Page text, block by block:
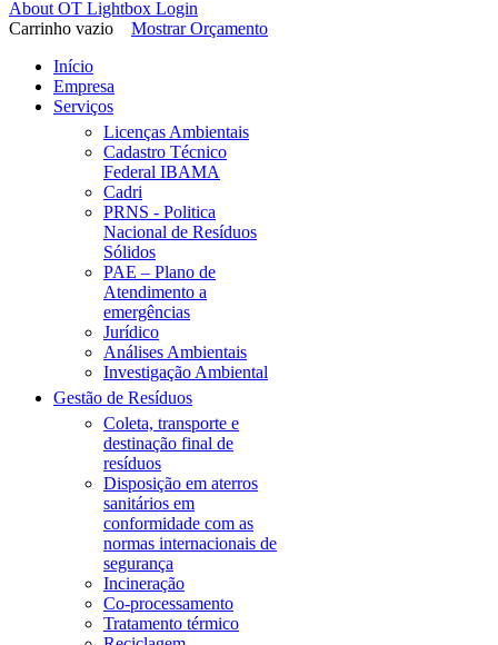
About OT Lightbox Login
Carrinho vazio
Mostrar Orçamento
Início
Empresa
Serviços
Licenças Ambientais
Cadastro Técnico
Federal IBAMA
Cadri
PRNS - Politica
Nacional de Resíduos
Sólidos
PAE – Plano de
Atendimento a
emergências
Jurídico
Análises Ambientais
Investigação Ambiental
Gestão de Resíduos
Coleta, transporte e
destinação final de
resíduos
Disposição em aterros
sanitários em
conformidade com as
normas internacionais de
segurança
Incineração
Co-processamento
Tratamento térmico